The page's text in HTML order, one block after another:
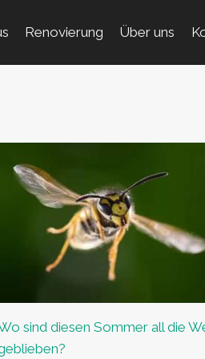
Renovierung Über uns
sind diesen Sommer all die